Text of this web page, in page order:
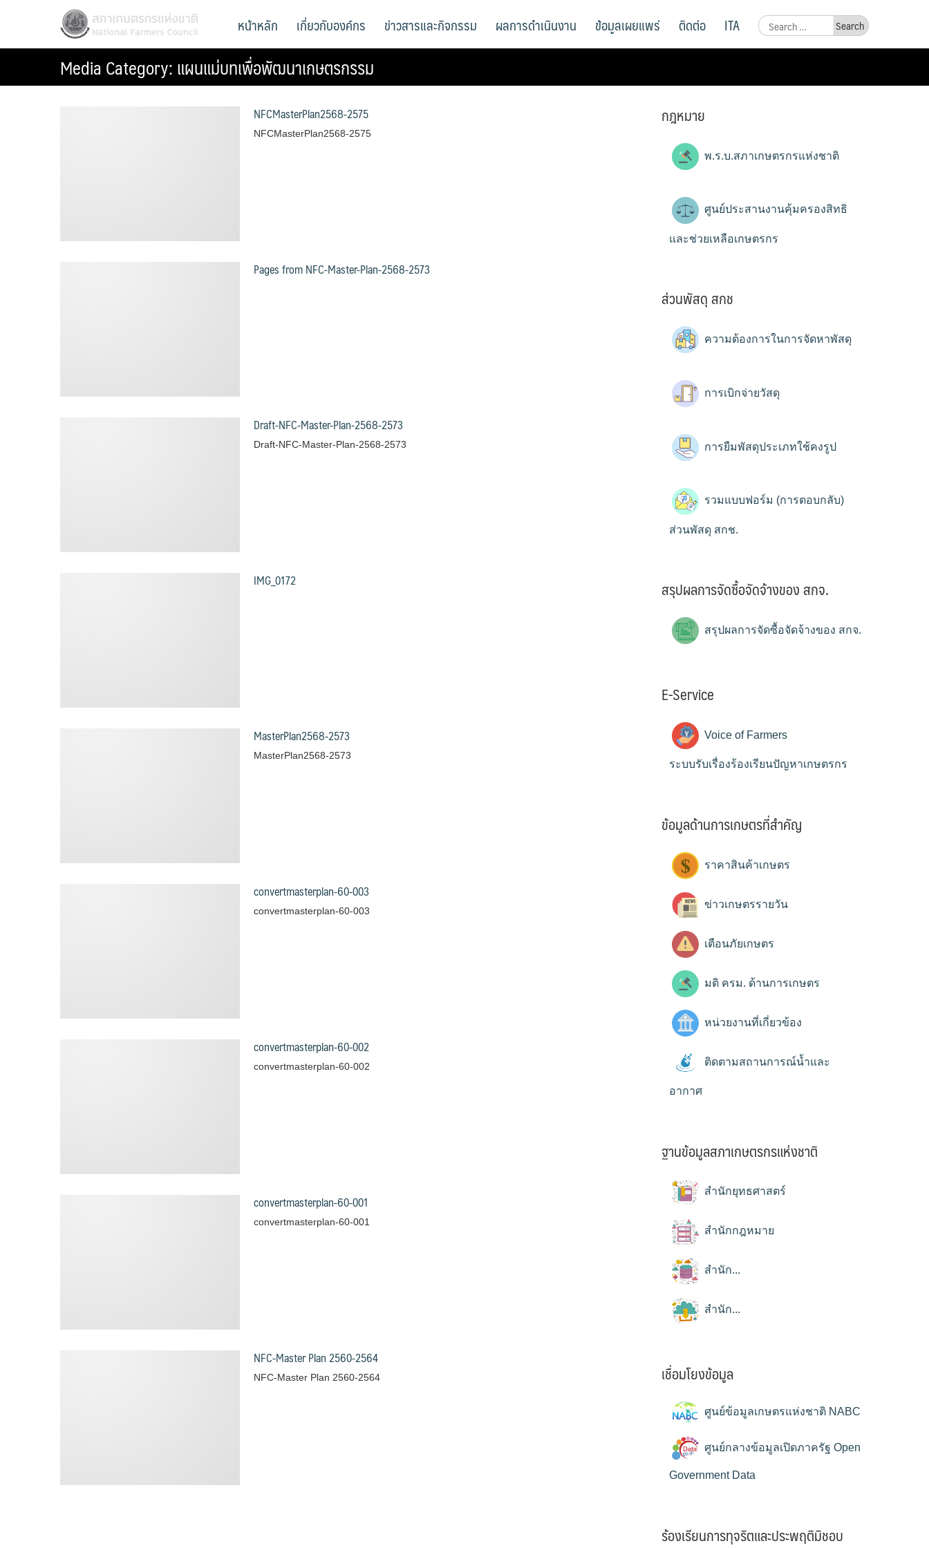
สภาเกษตรกรแห่งชาติ
National Farmers Council
Search
for:
หน้าหลัก เกี่ยวกับองค์กร ข่าวสารและกิจกรรม ผลการดำเนินงาน ข้อมูลเผยแพร่ ติดต่อ ITA
Media Category:แผนแม่บทเพื่อพัฒนาเกษตรกรรม
NFCMasterPlan2568-2575
NFCMasterPlan2568-2575
Pages from NFC-Master-Plan-2568-2573
Draft-NFC-Master-Plan-2568-2573
Draft-NFC-Master-Plan-2568-2573
IMG_0172
MasterPlan2568-2573
MasterPlan2568-2573
convertmasterplan-60-003
convertmasterplan-60-003
convertmasterplan-60-002
convertmasterplan-60-002
convertmasterplan-60-001
convertmasterplan-60-001
NFC-Master Plan 2560-2564
NFC-Master Plan 2560-2564
กฎหมาย
พ.ร.บ.สภาเกษตรกรแห่งชาติ
ศูนย์ประสานงานคุ้มครองสิทธิ
และช่วยเหลือเกษตรกร
ส่วนพัสดุ สกช
ความต้องการในการจัดหาพัสดุ
การเบิกจ่ายวัสดุ
การยืมพัสดุประเภทใช้คงรูป
รวมแบบฟอร์ม (การตอบกลับ)
ส่วนพัสดุ สกช.
สรุปผลการจัดซื้อจัดจ้างของ สกจ.
สรุปผลการจัดซื้อจัดจ้างของ สกจ.
E-Service
Voice of Farmers
ระบบรับเรื่องร้องเรียนปัญหาเกษตรกร
ข้อมูลด้านการเกษตรที่สำคัญ
ราคาสินค้าเกษตร
ข่าวเกษตรรายวัน
เตือนภัยเกษตร
มติ ครม. ด้านการเกษตร
หน่วยงานที่เกี่ยวข้อง
ติดตามสถานการณ์น้ำและ
อากาศ
ฐานข้อมูลสภาเกษตรกรแห่งชาติ
สำนักยุทธศาสตร์
สำนักกฎหมาย
สำนัก...
สำนัก...
เชื่อมโยงข้อมูล
ศูนย์ข้อมูลเกษตรแห่งชาติ NABC
ศูนย์กลางข้อมูลเปิดภาครัฐ Open
Government Data
ร้องเรียนการทุจริตและประพฤติมิชอบ